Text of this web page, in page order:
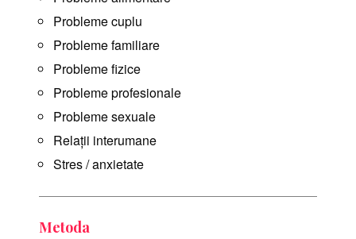
Probleme cuplu
Probleme familiare
Probleme fizice
Probleme profesionale
Probleme sexuale
Relații interumane
Stres / anxietate
Metoda